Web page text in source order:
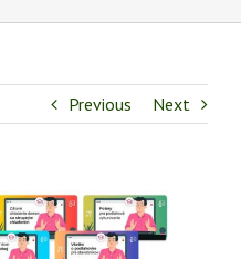
Previous Next